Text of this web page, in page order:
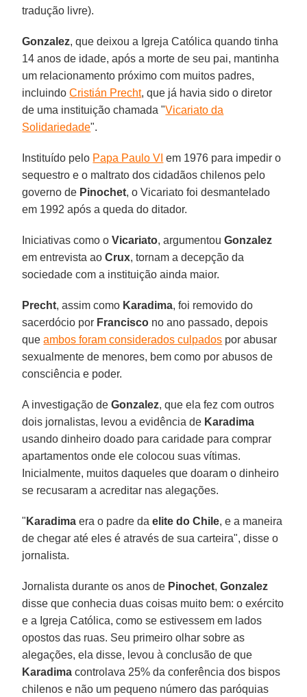
tradução livre).
Gonzalez, que deixou a Igreja Católica quando tinha
14 anos de idade, após a morte de seu pai, mantinha
um relacionamento próximo com muitos padres,
incluindoCristián Precht, que já havia sido o diretor
de uma instituição chamada "Vicariato da
Solidariedade".
Instituído pelo Papa Paulo VI em 1976 para impedir o
sequestro e o maltrato dos cidadãos chilenos pelo
governo de Pinochet, o Vicariato foi desmantelado
em 1992 após a queda do ditador.
Iniciativas como oVicariato, argumentouGonzalez
em entrevista aoCrux, tornam a decepção da
sociedade com a instituição ainda maior.
Precht, assim como Karadima, foi removido do
sacerdócio por Francisco no ano passado, depois
queambos foram considerados culpados por abusar
sexualmente de menores, bem como por abusos de
consciência e poder.
A investigação deGonzalez, que ela fez com outros
dois jornalistas, levou a evidência de Karadima
usando dinheiro doado para caridade para comprar
apartamentos onde ele colocou suas vítimas.
Inicialmente, muitos daqueles que doaram o dinheiro
se recusaram a acreditar nas alegações.
" Karadima era o padre daelite do Chile, e a maneira
de chegar até eles é através de sua carteira", disse o
jornalista.
Jornalista durante os anos de Pinochet,Gonzalez
disse que conhecia duas coisas muito bem: o exército
e a Igreja Católica, como se estivessem em lados
opostos das ruas. Seu primeiro olhar sobre as
alegações, ela disse, levou à conclusão de que
Karadima controlava 25% da conferência dos bispos
chilenos e não um pequeno número das paróquias